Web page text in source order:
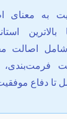
به معنای
بالاترین
شامل اصالت
تا دفاع